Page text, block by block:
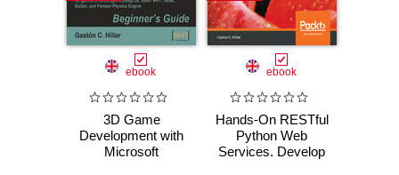
ebook
3D Game
Development with
Microsoft
ebook
Hands-On RESTful
Python Web
Services. Develop